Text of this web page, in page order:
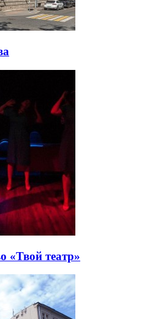
«Твой театр»